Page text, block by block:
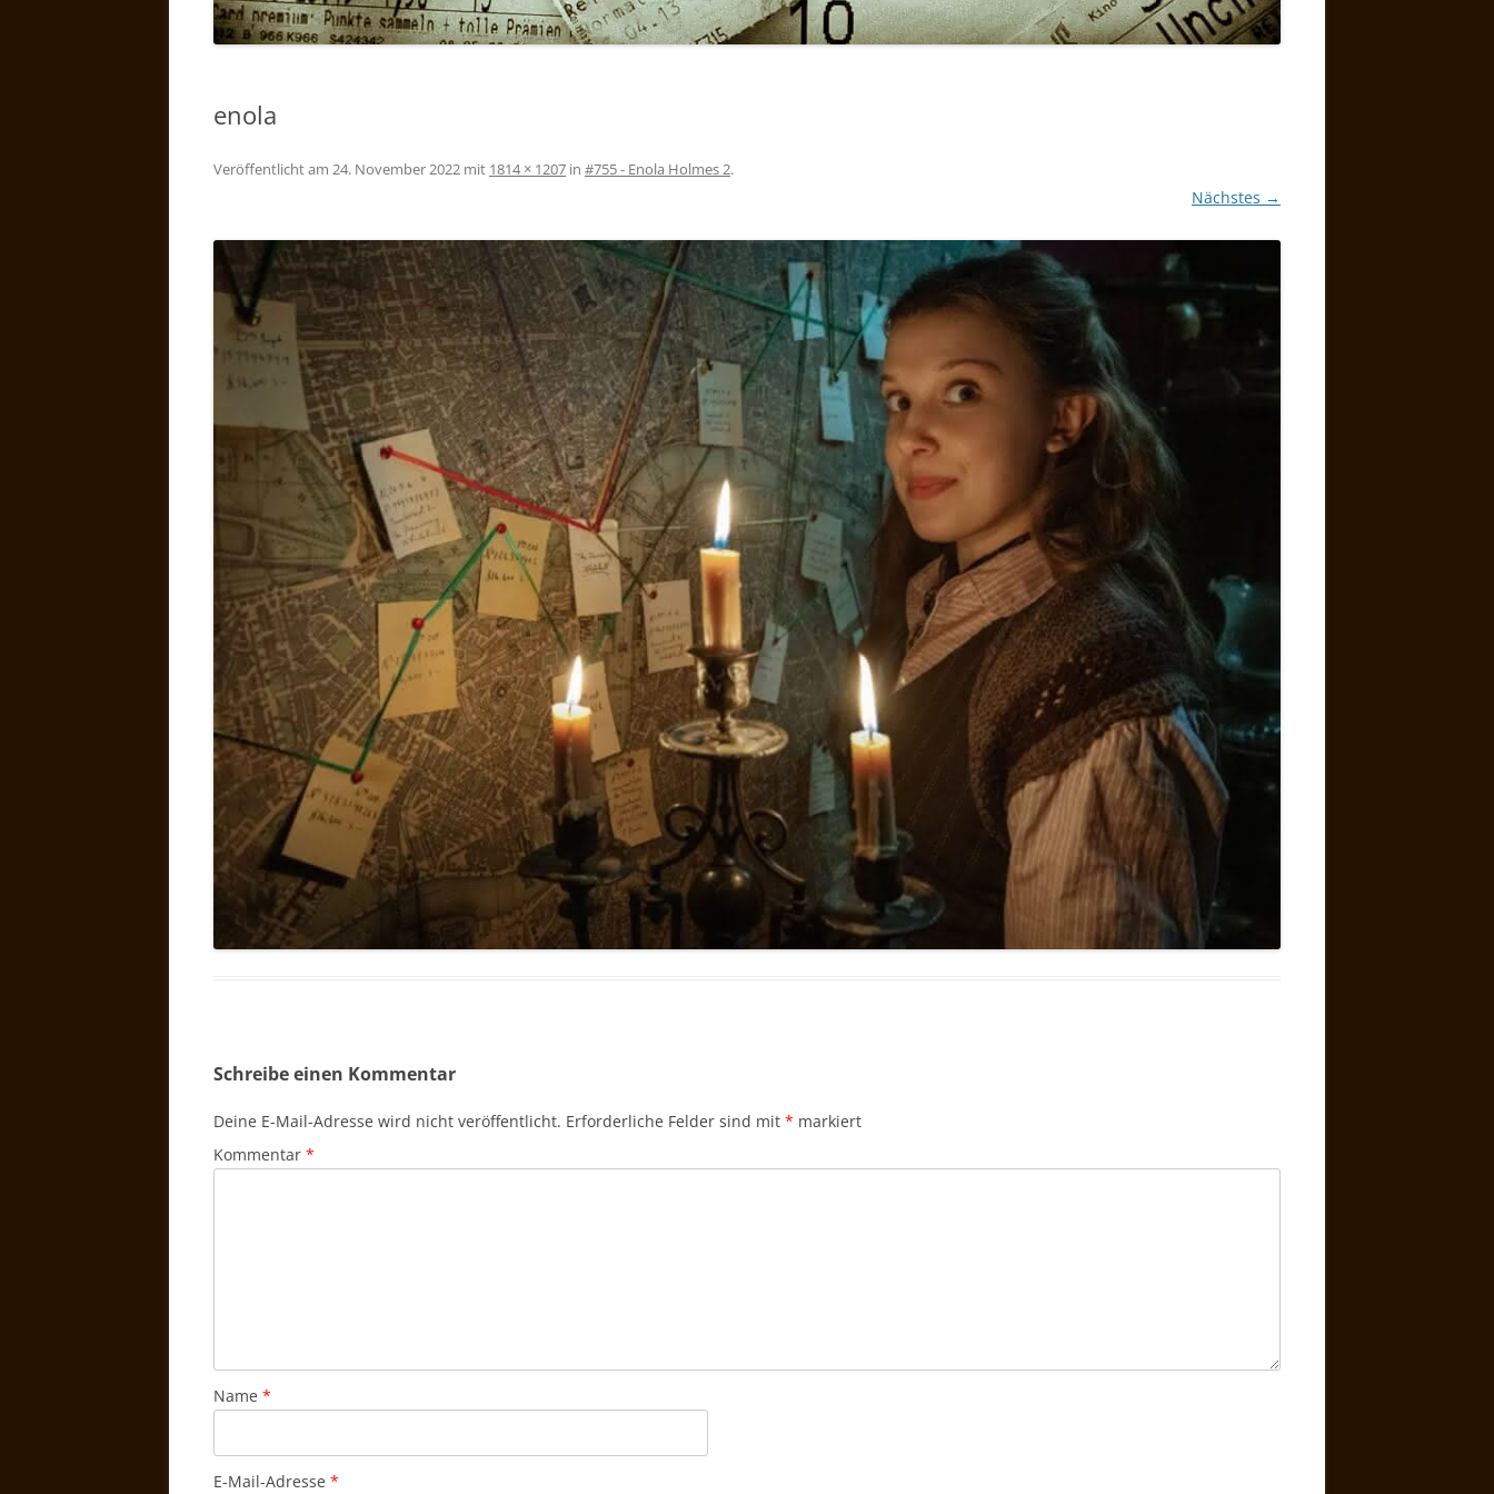
enola
Veröffentlicht am 24. November 2022 mit 1814 × 1207 in #755 - Enola Holmes 2.
Nächstes →
Schreibe einen Kommentar
Deine E-Mail-Adresse wird nicht veröffentlicht. Erforderliche Felder sind mit * markiert
Kommentar *
Name *
E-Mail-Adresse *